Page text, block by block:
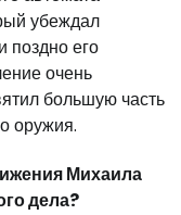
убеждал
поздно его
очень
большую часть
оружия.
Михаила
дела?